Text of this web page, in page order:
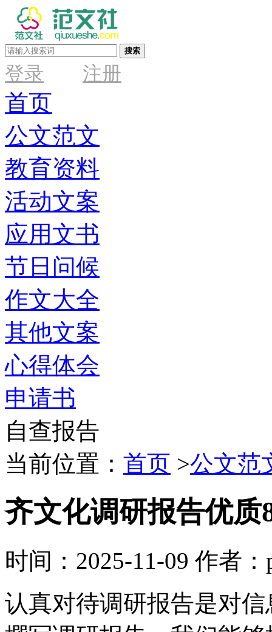
搜索
登录 注册
首页
公文范文
教育资料
活动文案
应用文书
节日问候
作文大全
其他文案
心得体会
申请书
自查报告
当前位置： 首页 >公文范
齐文化调研报告优质
时间：2025-11-09 作者：
认真对待调研报告是对